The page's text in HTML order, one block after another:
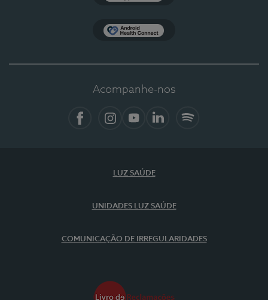
Acompanhe-nos
LUZ SAÚDE
UNIDADES LUZ SAÚDE
COMUNICAÇÃO DE IRREGULARIDADES